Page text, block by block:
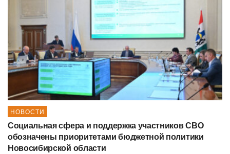
НОВОСТИ
Социальная сфера и поддержка участников СВО
обозначены приоритетами бюджетной политики
Новосибирской области